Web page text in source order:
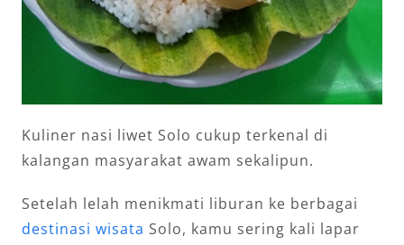
Kuliner nasi liwet Solo cukup terkenal di
kalangan masyarakat awam sekalipun.
Setelah lelah menikmati liburan ke berbagai
destinasi wisata Solo, kamu sering kali lapar